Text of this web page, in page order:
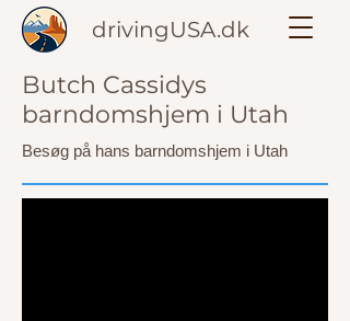
drivingUSA.dk
Butch Cassidys
barndomshjem i Utah
Besøg på hans barndomshjem i Utah